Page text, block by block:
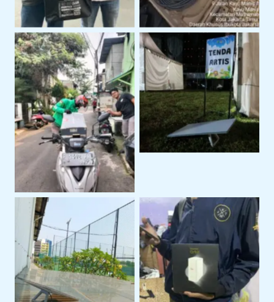
pengiriman starlink
event outdoor
starlink mini
orbit